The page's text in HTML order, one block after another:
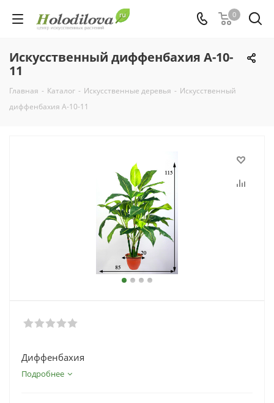
0
Искусственный диффенбахия А-10-
11
Главная - Каталог - Искусственные деревья - Искусственный
диффенбахия А-10-11
Диффенбахия
Подробнее